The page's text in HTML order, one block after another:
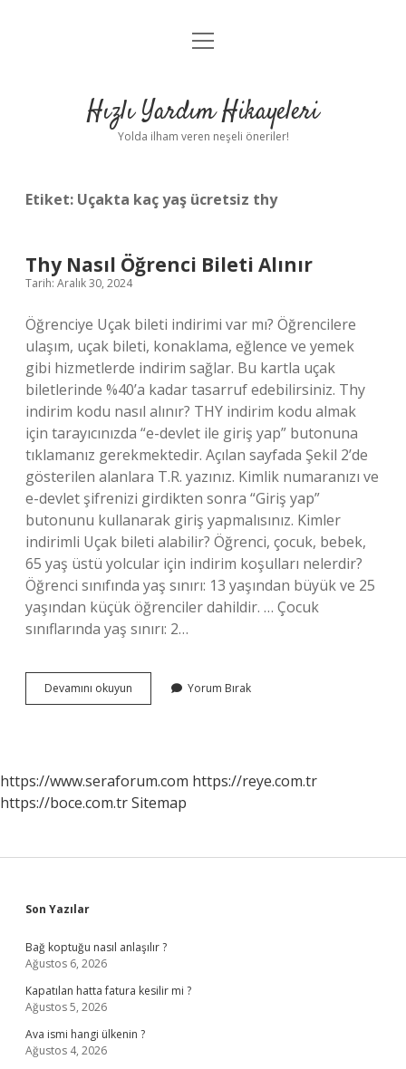
Anasayfa
Yasal Uyarı
menüyü
Hızlı Yardım Hikayeleri
Yolda ilham veren neşeli öneriler!
Etiket: Uçakta kaç yaş ücretsiz thy
Thy Nasıl Öğrenci Bileti Alınır
Tarih: Aralık 30, 2024
Öğrenciye Uçak bileti indirimi var mı? Öğrencilere
ulaşım, uçak bileti, konaklama, eğlence ve yemek
gibi hizmetlerde indirim sağlar. Bu kartla uçak
biletlerinde %40’a kadar tasarruf edebilirsiniz. Thy
indirim kodu nasıl alınır? THY indirim kodu almak
için tarayıcınızda “e-devlet ile giriş yap” butonuna
tıklamanız gerekmektedir. Açılan sayfada Şekil 2’de
gösterilen alanlara T.R. yazınız. Kimlik numaranızı ve
e-devlet şifrenizi girdikten sonra “Giriş yap”
butonunu kullanarak giriş yapmalısınız. Kimler
indirimli Uçak bileti alabilir? Öğrenci, çocuk, bebek,
65 yaş üstü yolcular için indirim koşulları nelerdir?
Öğrenci sınıfında yaş sınırı: 13 yaşından büyük ve 25
yaşından küçük öğrenciler dahildir. … Çocuk
sınıflarında yaş sınırı: 2…
Devamını okuyun
Nasıl
Yorum Bırak
https://www.seraforum.com https://reye.com.tr
https://boce.com.trSitemap
Sidebar
Son Yazılar
Bağ koptuğu nasıl anlaşılır ?
Ağustos 6, 2026
Kapatılan hatta fatura kesilir mi ?
Ağustos 5, 2026
Ava ismi hangi ülkenin ?
Ağustos 4, 2026